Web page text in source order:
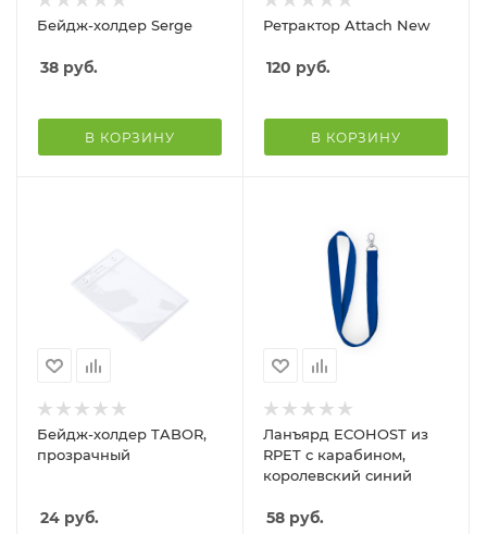
Бейдж-холдер Serge
38 руб.
В КОРЗИНУ
Ретрактор Attach New
120 руб.
В КОРЗИНУ
Бейдж-холдер TABOR,
прозрачный
24 руб.
Ланъярд ECOHOST из
RPET с карабином,
королевский синий
58 руб.